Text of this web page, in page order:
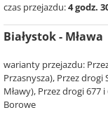
czas przejazdu:4 godz.
Białystok - Mława
warianty przejazdu:
Przasnysza), Przez drogi
Mławy), Przez drogi 677
Borowe